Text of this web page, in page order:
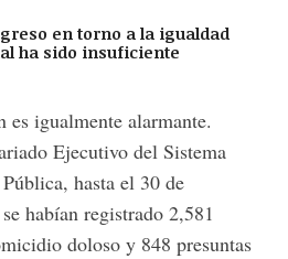
en torno a la igualdad
ha sido insuficiente
igualmente alarmante.
Ejecutivo del Sistema
hasta el 30 de
habían registrado 2,581
doloso y 848 presuntas